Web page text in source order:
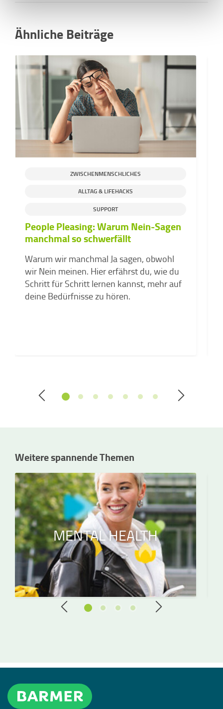
Ähnliche Beiträge
ZWISCHENMENSCHLICHES
ALLTAG & LIFEHACKS
SUPPORT
People Pleasing: Warum Nein-Sagen
manchmal so schwerfällt
Warum wir manchmal Ja sagen, obwohl
wir Nein meinen. Hier erfährst du, wie du
Schritt für Schritt lernen kannst, mehr auf
deine Bedürfnisse zu hören.
Weitere spannende Themen
MENTAL HEALTH